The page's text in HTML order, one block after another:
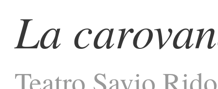
La
Teatro Savio